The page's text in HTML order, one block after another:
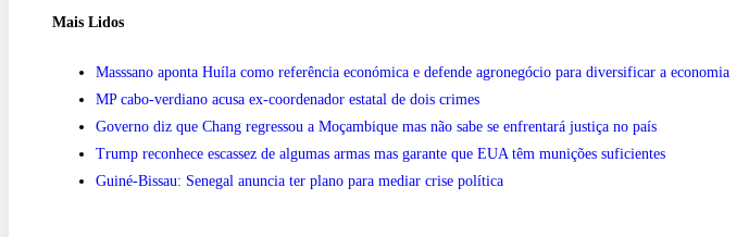
Mais Lidos
Masssano aponta Huíla como referência económica e defende agronegócio para diversificar a economia
MP cabo-verdiano acusa ex-coordenador estatal de dois crimes
Governo diz que Chang regressou a Moçambique mas não sabe se enfrentará justiça no país
Trump reconhece escassez de algumas armas mas garante que EUA têm munições suficientes
Guiné-Bissau: Senegal anuncia ter plano para mediar crise política